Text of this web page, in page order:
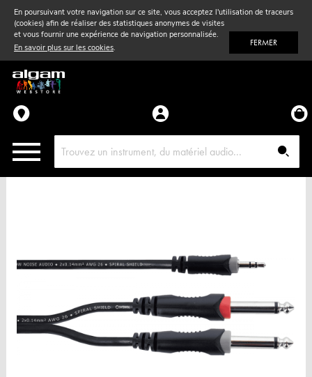
En poursuivant votre navigation sur ce site, vous acceptez l'utilisation de traceurs
(cookies) afin de réaliser des statistiques anonymes de visites
et vous fournir une expérience de navigation personnalisée.
En savoir plus sur les cookies. FERMER
Vent& Violon
Accessoires
Pièces détachées